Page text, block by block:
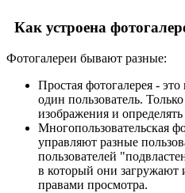
Как устроена
Фотогалереи бывают разные:
Простая фотогалерея - это
один пользователь.
изображения и
Многопользовательская
управляют разные
пользователей
в который они загружают
правами просмотра.